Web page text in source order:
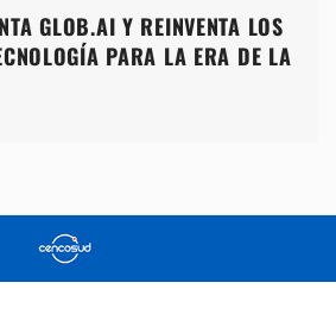
GLOB.AI Y REINVENTA LOS
PARA LA ERA DE LA